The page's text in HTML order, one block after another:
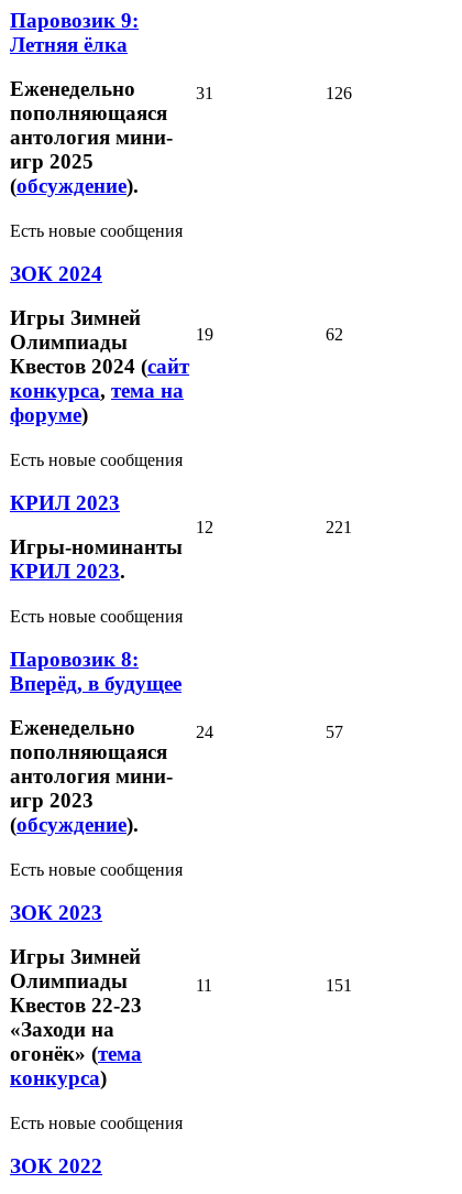
Паровозик 9:
Летняя ёлка
Еженедельно
пополняющаяся
антология мини-
игр 2025
(обсуждение).
31 126
Есть новые сообщения
ЗОК 2024
Игры Зимней
Олимпиады
Квестов 2024 (сайт
конкурса, тема на
форуме)
19 62
Есть новые сообщения
КРИЛ 2023
Игры-номинанты
КРИЛ 2023.
12 221
Есть новые сообщения
Паровозик 8:
Вперёд, в будущее
Еженедельно
пополняющаяся
антология мини-
игр 2023
(обсуждение).
24 57
Есть новые сообщения
ЗОК 2023
Игры Зимней
Олимпиады
Квестов 22-23
«Заходи на
огонёк» (тема
конкурса)
11 151
Есть новые сообщения
ЗОК 2022